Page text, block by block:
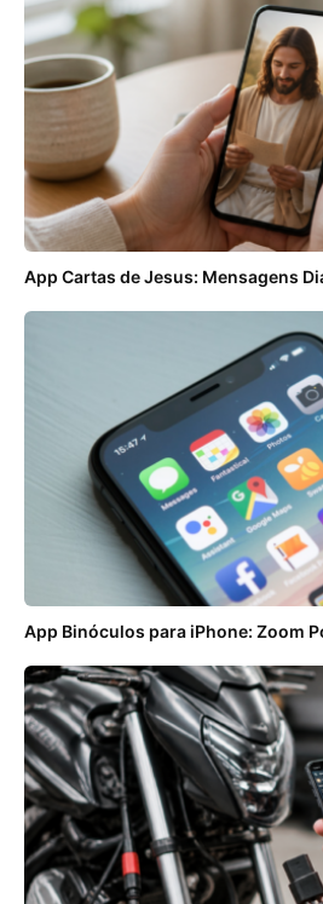
App Cartas de Jesus: Mensagens
App Binóculos para iPhone: Zoom